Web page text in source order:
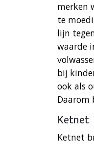
merken
te
lijn
waarde
bij
ook als
Daarom
Ketnet
Ketnet